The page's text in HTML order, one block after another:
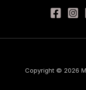
Copyright © 2026